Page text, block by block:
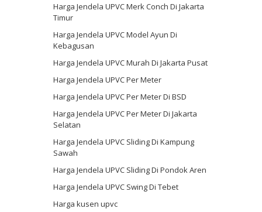
Harga Jendela UPVC Merk Conch Di Jakarta
Timur
Harga Jendela UPVC Model Ayun Di
Kebagusan
Harga Jendela UPVC Murah Di Jakarta Pusat
Harga Jendela UPVC Per Meter
Harga Jendela UPVC Per Meter Di BSD
Harga Jendela UPVC Per Meter Di Jakarta
Selatan
Harga Jendela UPVC Sliding Di Kampung
Sawah
Harga Jendela UPVC Sliding Di Pondok Aren
Harga Jendela UPVC Swing Di Tebet
Harga kusen upvc